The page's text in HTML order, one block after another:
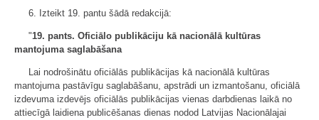
6. Izteikt 19. pantu šādā redakcijā:
"19. pants. Oficiālo publikāciju kā nacionālā kultūras
mantojuma saglabāšana
Lai nodrošinātu oficiālās publikācijas kā nacionālā kultūras
mantojuma pastāvīgu saglabāšanu, apstrādi un izmantošanu, oficiālā
izdevuma izdevējs oficiālās publikācijas vienas darbdienas laikā no
attiecīgā laidiena publicēšanas dienas nodod Latvijas Nacionālajai